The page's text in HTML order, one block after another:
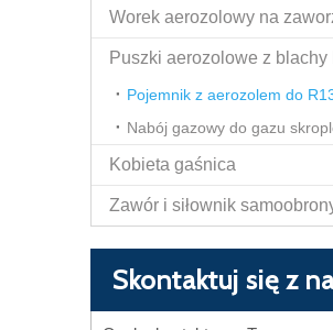
Worek aerozolowy na
Kobieta gaśnica
Skontaktuj się z